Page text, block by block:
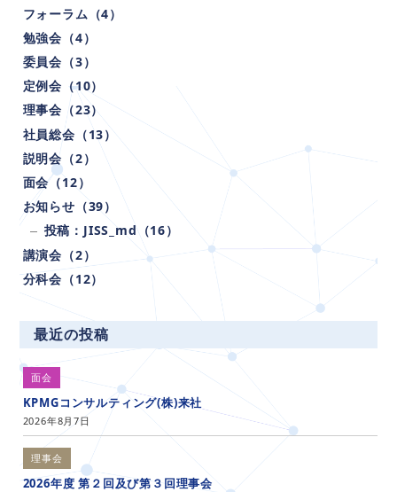
フォーラム（4）
勉強会（4）
委員会（3）
定例会（10）
理事会（23）
社員総会（13）
説明会（2）
面会（12）
お知らせ（39）
投稿：JISS_md（16）
講演会（2）
分科会（12）
最近の投稿
面会
KPMGコンサルティング(株)来社
2026年8月7日
理事会
2026年度 第２回及び第３回理事会